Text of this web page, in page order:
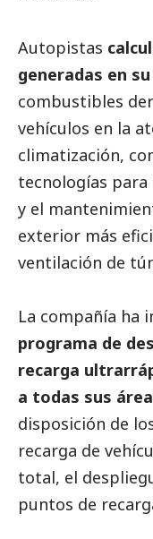
Autopistas
generadas en
combustibles
vehículos en la
climatización,
tecnologías
y el
exterior más
ventilación de
La compañía ha
programa de
recarga
a todas sus
disposición de
recarga de
total, el
puntos de